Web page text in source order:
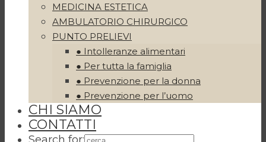
MEDICINA ESTETICA
AMBULATORIO CHIRURGICO
PUNTO PRELIEVI
● Intolleranze alimentari
● Per tutta la famiglia
● Prevenzione per la donna
● Prevenzione per l’uomo
CHI SIAMO
CONTATTI